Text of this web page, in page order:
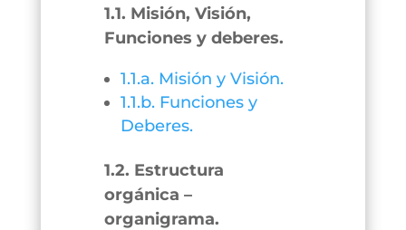
1.1. Misión, Visión,
Funciones y deberes.
1.1.a. Misión y Visión.
1.1.b. Funciones y
Deberes.
1.2. Estructura
orgánica –
organigrama.